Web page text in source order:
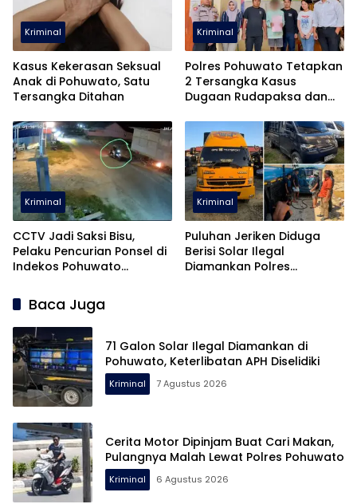
Kriminal
Kasus Kekerasan Seksual
Anak di Pohuwato, Satu
Tersangka Ditahan
Kriminal
Polres Pohuwato Tetapkan
2 Tersangka Kasus
Dugaan Rudapaksa dan
Kriminal
CCTV Jadi Saksi Bisu,
Pelaku Pencurian Ponsel di
Indekos Pohuwato
Kriminal
Puluhan Jeriken Diduga
Berisi Solar Ilegal
Diamankan Polres
Baca Juga
71 Galon Solar Ilegal Diamankan di
Pohuwato, Keterlibatan APH Diselidiki
Kriminal 7 Agustus 2026
Cerita Motor Dipinjam Buat Cari Makan,
Pulangnya Malah Lewat Polres Pohuwato
Kriminal 6 Agustus 2026